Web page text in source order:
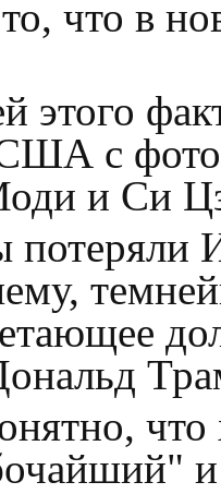
что в
этого
с
и Си
потеряли
что